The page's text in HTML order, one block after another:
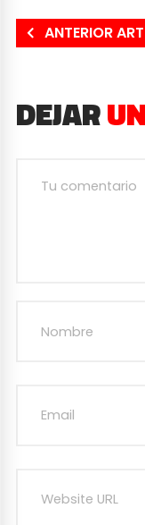
ANTERIOR
DEJAR